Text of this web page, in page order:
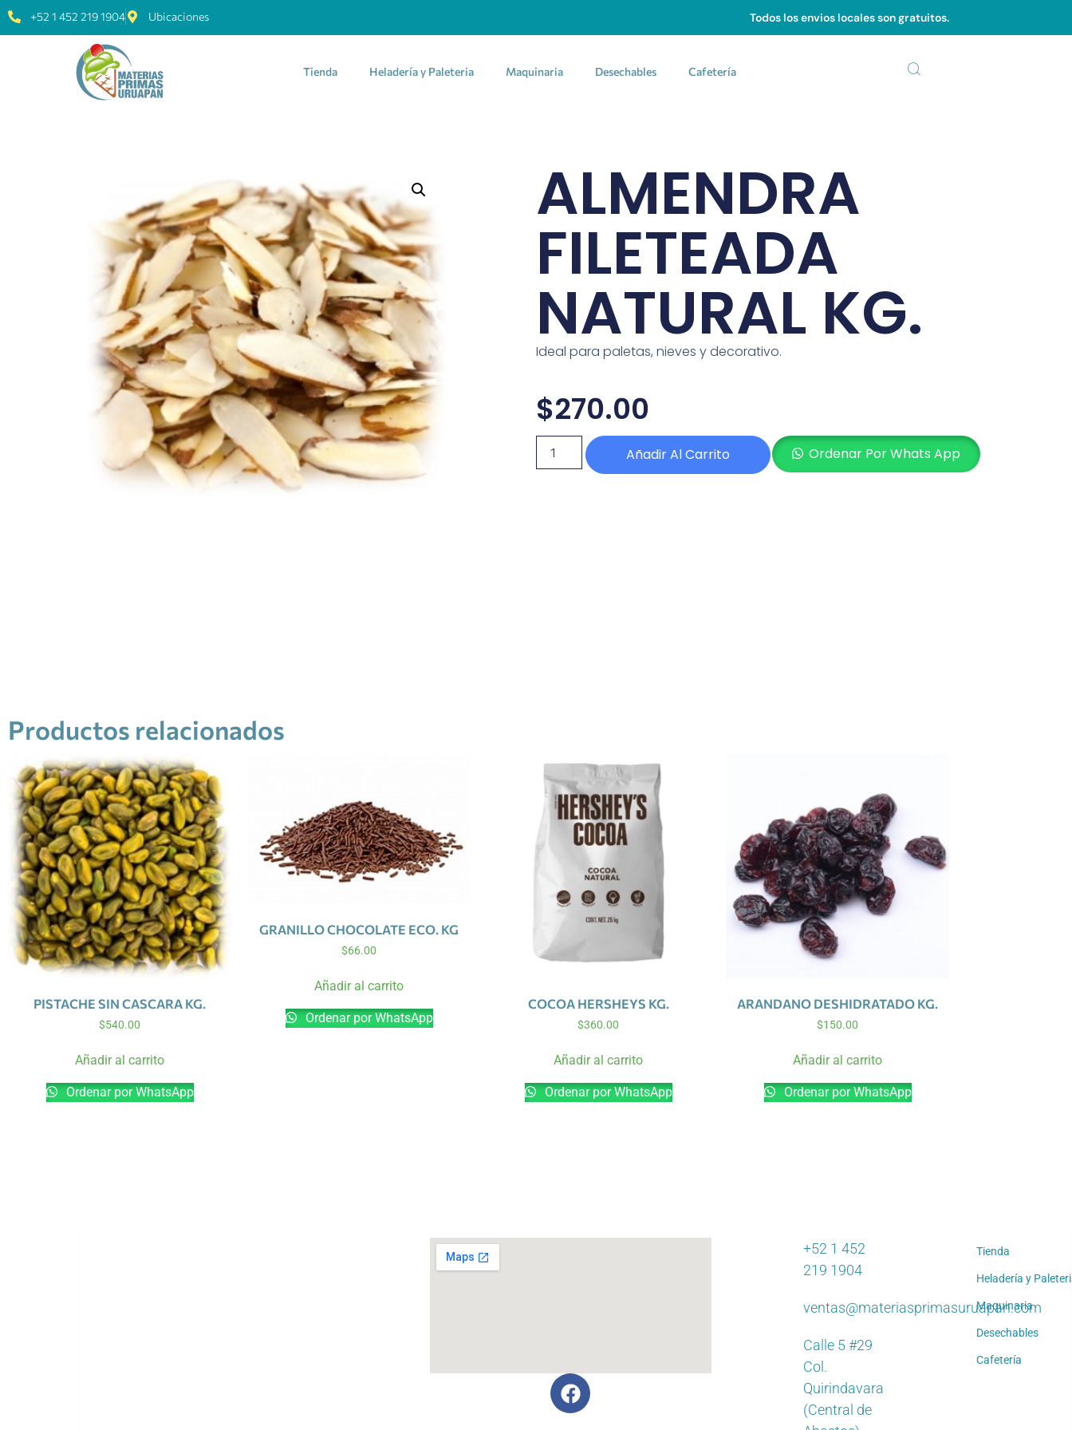
+52 1 452 219 1904 Ubicaciones Todos los envios locales son gratuitos.
Tienda Heladería y Paleteria Maquinaria Desechables Cafetería
ALMENDRA
FILETEADA
NATURAL KG.
Ideal para paletas, nieves y decorativo.
$270.00
Añadir Al Carrito Ordenar Por Whats App
Productos relacionados
PISTACHE SIN CASCARA KG.
$540.00
Añadir al carrito
Ordenar por WhatsApp
GRANILLO CHOCOLATE ECO. KG
$66.00
Añadir al carrito
Ordenar por WhatsApp
COCOA HERSHEYS KG.
$360.00
Añadir al carrito
Ordenar por WhatsApp
ARANDANO DESHIDRATADO KG.
$150.00
Añadir al carrito
Ordenar por WhatsApp
+52 1 452
219 1904
ventas@materiasprimasuruapan.com
Calle 5 #29
Col.
Quirindavara
(Central de
Tienda
Heladería y
Maquinaria
Desechables
Cafetería